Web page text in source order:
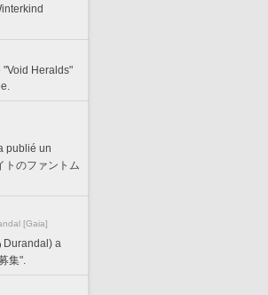
"Void Heralds"
publié un
トのファントム
[Gaia]
Durandal) a
集".